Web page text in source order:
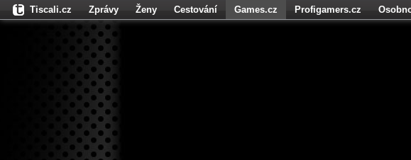
Tiscali.cz Zprávy Ženy Cestování Games.cz Profigamers.cz
Fights.cz